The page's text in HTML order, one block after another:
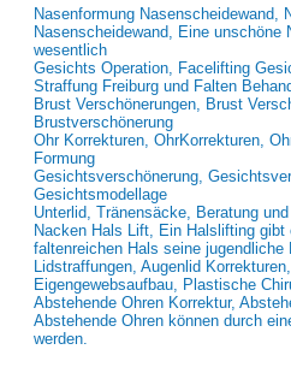
Nasenformung Nasenscheidewand,
Nasenscheidewand, Eine unschöne
wesentlich
Gesichts Operation, Facelifting
Straffung Freiburg und Falten
Brust Verschönerungen, Brust
Brustverschönerung
Ohr Korrekturen, OhrKorrekturen,
Formung
Gesichtsverschönerung,
Gesichtsmodellage
Unterlid, Tränensäcke, Beratung
Nacken Hals Lift, Ein Halslifting gibt
faltenreichen Hals seine jugendliche
Lidstraffungen, Augenlid
Eigengewebsaufbau, Plastische
Abstehende Ohren Korrektur,
Abstehende Ohren können durch
werden.